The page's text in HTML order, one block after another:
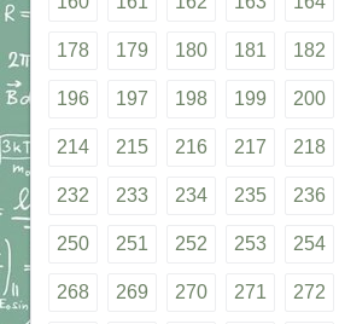
178 179 180 181 182
196 197 198 199 200
214 215 216 217 218
232 233 234 235 236
250 251 252 253 254
268 269 270 271 272